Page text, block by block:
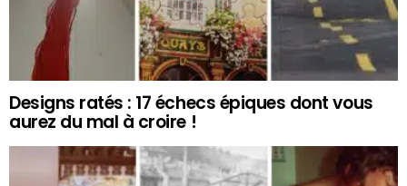
Designs ratés : 17 échecs épiques dont vous
aurez du mal à croire !